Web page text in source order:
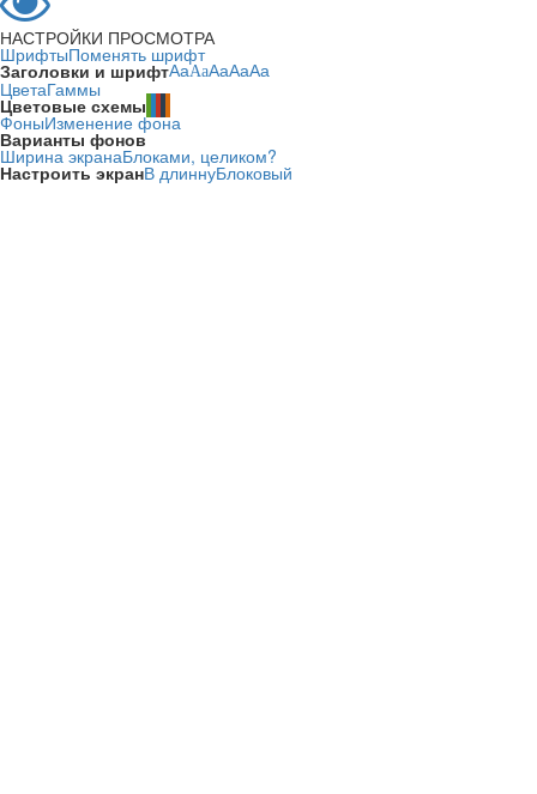
НАСТРОЙКИ ПРОСМОТРА
ШрифтыПоменять шрифт
Заголовки и шрифтAaAaAaAaAa
ЦветаГаммы
Цветовые схемы
ФоныИзменение фона
Варианты фонов
Ширина экранаБлоками, целиком?
Настроить экранВ длиннуБлоковый